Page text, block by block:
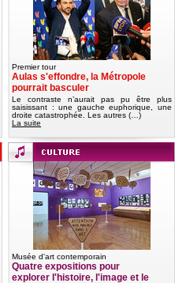
Premier tour
Aulas s'effondre, la Métropole
pourrait basculer
Le contraste n’aurait pas pu être plus
saisissant : une gauche euphorique, une
droite catastrophée. Les autres (…)
La suite
Musée d'art contemporain
Quatre expositions pour
explorer l'histoire, l'image et le